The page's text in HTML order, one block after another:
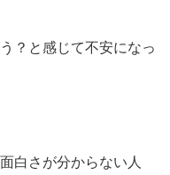
？と感じて不安になっ
白さが分からない人